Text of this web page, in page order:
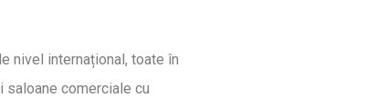
nivel internațional, toate în
comerciale cu